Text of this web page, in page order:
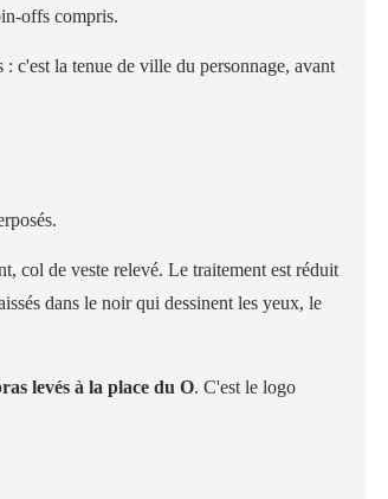
offs compris.
c'est la tenue de ville du personnage, avant
col de veste relevé. Le traitement est réduit
dans le noir qui dessinent les yeux, le
levés à la place du O. C'est le logo